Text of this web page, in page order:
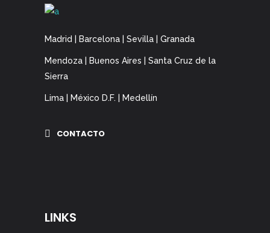
Madrid | Barcelona | Sevilla | Granada
Mendoza | Buenos Aires | Santa Cruz de la
Sierra
Lima | México D.F. | Medellín
CONTACTO
LINKS